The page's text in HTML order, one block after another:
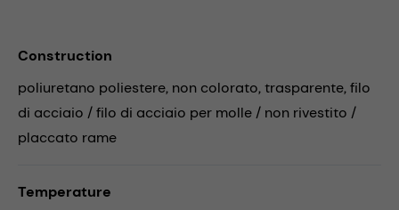
Construction
poliuretano poliestere, non colorato, trasparente, filo
di acciaio / filo di acciaio per molle / non rivestito /
placcato rame
Temperature